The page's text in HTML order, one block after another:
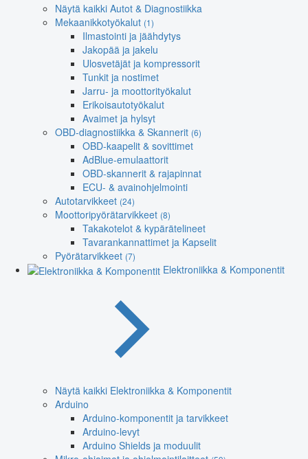
Näytä kaikki Autot & Diagnostiikka
Mekaanikkotyökalut (1)
Ilmastointi ja jäähdytys
Jakopää ja jakelu
Ulosvetäjät ja kompressorit
Tunkit ja nostimet
Jarru- ja moottorityökalut
Erikoisautotyökalut
Avaimet ja hylsyt
OBD-diagnostiikka & Skannerit (6)
OBD-kaapelit & sovittimet
AdBlue-emulaattorit
OBD-skannerit & rajapinnat
ECU- & avainohjelmointi
Autotarvikkeet (24)
Moottoripyörätarvikkeet (8)
Takakotelot & kypärätelineet
Tavarankannattimet ja Kapselit
Pyörätarvikkeet (7)
Elektroniikka & Komponentit
Näytä kaikki Elektroniikka & Komponentit
Arduino
Arduino-komponentit ja tarvikkeet
Arduino-levyt
Arduino Shields ja moduulit